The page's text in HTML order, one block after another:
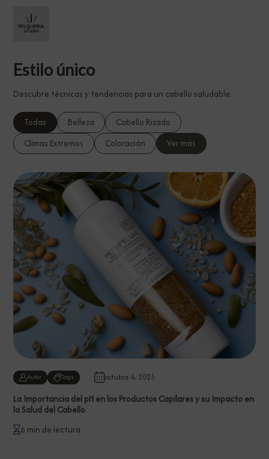
Estilo único
Descubre técnicas y tendencias para un cabello saludable.
Todas Belleza
Cabello Rizado
Climas Extremos
Coloración Ver más
Autor Tags octubre 4, 2025
La Importancia del pH en los Productos Capilares y su Impacto en
la Salud del Cabello
6 min de lectura